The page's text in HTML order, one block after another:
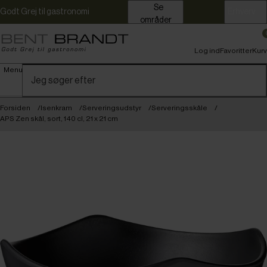
Godt Grej til gastronomi
områder
Menu
Log indFavoritterKurv
Forsiden Isenkram Serveringsudstyr
Serveringsskåle
APS Zen skål, sort, 140 cl, 21 x 21 cm